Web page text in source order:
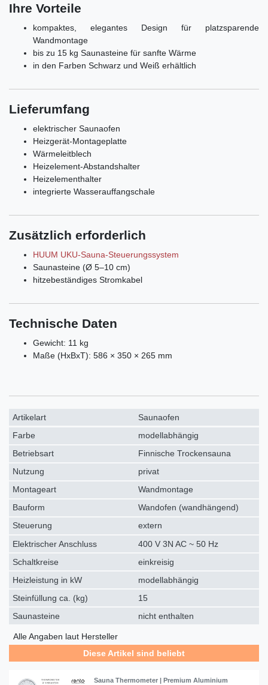
Ihre Vorteile
kompaktes, elegantes Design für platzsparende
Wandmontage
bis zu 15 kg Saunasteine für sanfte Wärme
in den Farben Schwarz und Weiß erhältlich
Lieferumfang
elektrischer Saunaofen
Heizgerät-Montageplatte
Wärmeleitblech
Heizelement-Abstandshalter
Heizelementhalter
integrierte Wasserauffangschale
Zusätzlich erforderlich
HUUM UKU-Sauna-Steuerungssystem
Saunasteine (Ø 5–10 cm)
hitzebeständiges Stromkabel
Technische Daten
Gewicht: 11 kg
Maße (HxBxT): 586 × 350 × 265 mm
Artikelart
Saunaofen
Farbe
modellabhängig
Betriebsart
Finnische Trockensauna
Nutzung
privat
Montageart
Wandmontage
Bauform
Wandofen (wandhängend)
Steuerung
extern
Elektrischer Anschluss
400 V 3N AC ~ 50 Hz
Schaltkreise
einkreisig
Heizleistung in kW
modellabhängig
Steinfüllung ca. (kg)
15
Saunasteine
nicht enthalten
Alle Angaben laut Hersteller
Diese Artikel sind beliebt
Sauna Thermometer | Premium Aluminium